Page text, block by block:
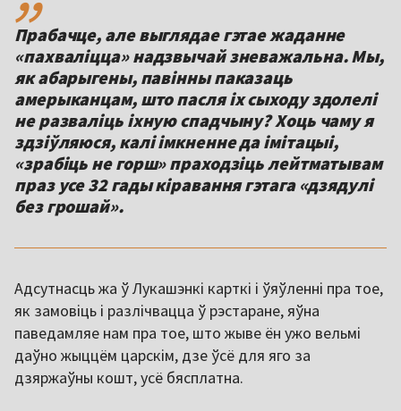
Прабачце, але выглядае гэтае жаданне
«пахваліцца» надзвычай зневажальна. Мы,
як абарыгены, павінны паказаць
амерыканцам, што пасля іх сыходу здолелі
не разваліць іхную спадчыну? Хоць чаму я
здзіўляюся, калі імкненне да імітацыі,
«зрабіць не горш» праходзіць лейтматывам
праз усе 32 гады кіравання гэтага «дзядулі
без грошай».
Адсутнасць жа ў Лукашэнкі карткі і ўяўленні пра тое,
як замовіць і разлічвацца ў рэстаране, яўна
паведамляе нам пра тое, што жыве ён ужо вельмі
даўно жыццём царскім, дзе ўсё для яго за
дзяржаўны кошт, усё бясплатна.